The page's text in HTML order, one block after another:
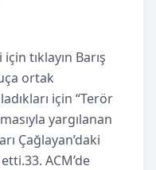
tıklayın Barış
ortak
için “Terör
yargılanan
Çağlayan’daki
ACM’de